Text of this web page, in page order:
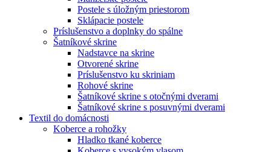
Postele s úložným priestorom
Sklápacie postele
Príslušenstvo a doplnky do spálne
Šatníkové skrine
Nadstavce na skrine
Otvorené skrine
Príslušenstvo ku skriniam
Rohové skrine
Šatníkové skrine s otočnými dverami
Šatníkové skrine s posuvnými dverami
Textil do domácnosti
Koberce a rohožky
Hladko tkané koberce